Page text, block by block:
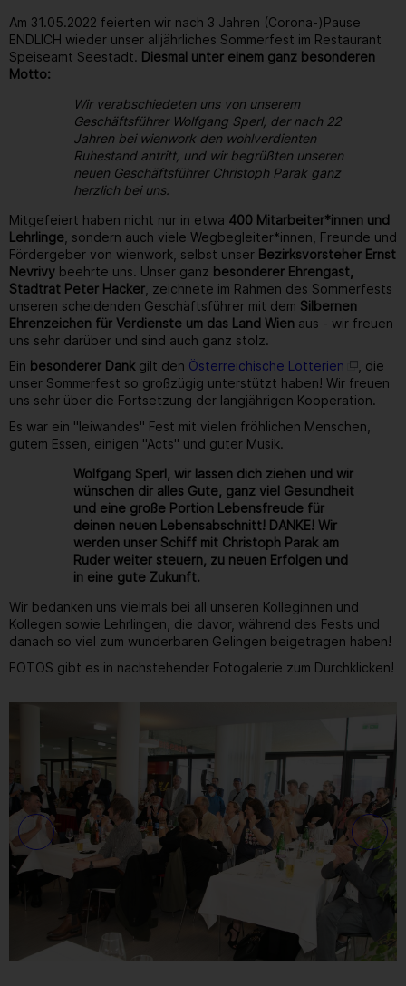
Am 31.05.2022 feierten wir nach 3 Jahren (Corona-)Pause
ENDLICH wieder unser alljährliches Sommerfest im Restaurant
Speiseamt Seestadt. Diesmal unter einem ganz besonderen
Motto:
Wir verabschiedeten uns von unserem
Geschäftsführer Wolfgang Sperl, der nach 22
Jahren bei wienwork den wohlverdienten
Ruhestand antritt, und wir begrüßten unseren
neuen Geschäftsführer Christoph Parak ganz
herzlich bei uns.
Mitgefeiert haben nicht nur in etwa 400 Mitarbeiter*innen und
Lehrlinge , sondern auch viele Wegbegleiter*innen, Freunde und
Fördergeber von wienwork, selbst unser Bezirksvorsteher Ernst
Nevrivy beehrte uns. Unser ganz besonderer Ehrengast,
Stadtrat Peter Hacker , zeichnete im Rahmen des Sommerfests
unseren scheidenden Geschäftsführer mit dem Silbernen
Ehrenzeichen für Verdienste um das Land Wien aus - wir freuen
uns sehr darüber und sind auch ganz stolz.
Ein besonderer Dank gilt den Österreichische Lotterien
, die
unser Sommerfest so großzügig unterstützt haben! Wir freuen
uns sehr über die Fortsetzung der langjährigen Kooperation.
Es war ein "leiwandes" Fest mit vielen fröhlichen Menschen,
gutem Essen, einigen "Acts" und guter Musik.
Wolfgang Sperl, wir lassen dich ziehen und wir
wünschen dir alles Gute, ganz viel Gesundheit
und eine große Portion Lebensfreude für
deinen neuen Lebensabschnitt! DANKE! Wir
werden unser Schiff mit Christoph Parak am
Ruder weiter steuern, zu neuen Erfolgen und
in eine gute Zukunft.
Wir bedanken uns vielmals bei all unseren Kolleginnen und
Kollegen sowie Lehrlingen, die davor, während des Fests und
danach so viel zum wunderbaren Gelingen beigetragen haben!
FOTOS gibt es in nachstehender Fotogalerie zum Durchklicken!